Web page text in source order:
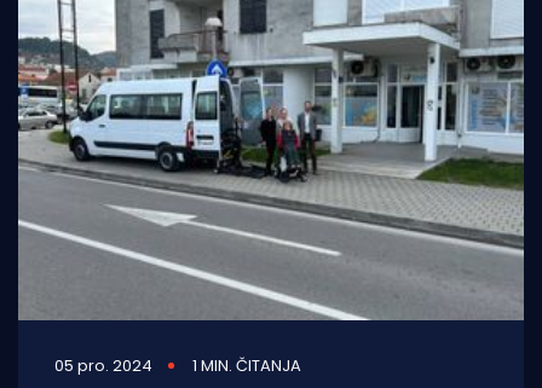
05 pro. 2024 1 MIN. ČITANJA